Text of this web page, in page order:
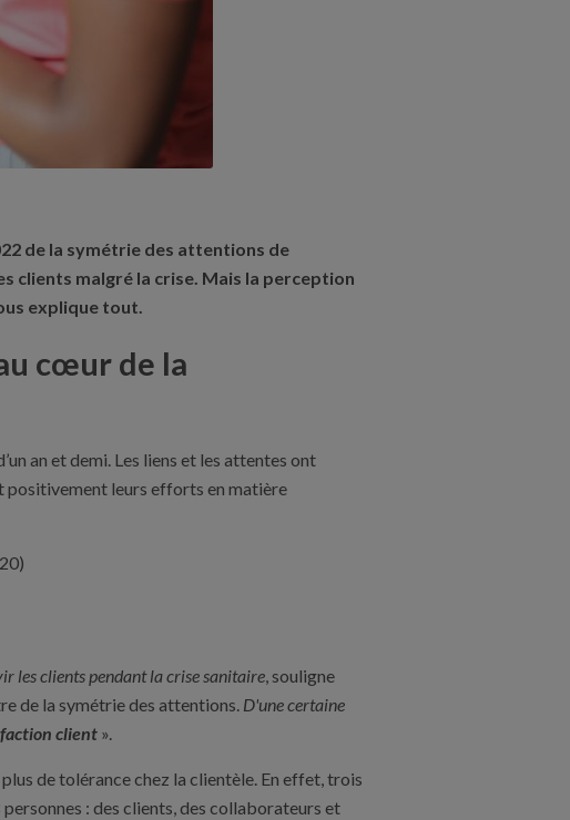
de la symétrie des attentions de
clients malgré la crise. Mais la perception
explique tout.
cœur de la
an et demi. Les liens et les attentes ont
positivement leurs efforts en matière
les clients pendant la crise sanitaire, souligne
de la symétrie des attentions. D'une certaine
client».
de tolérance chez la clientèle. En effet, trois
: des clients, des collaborateurs et